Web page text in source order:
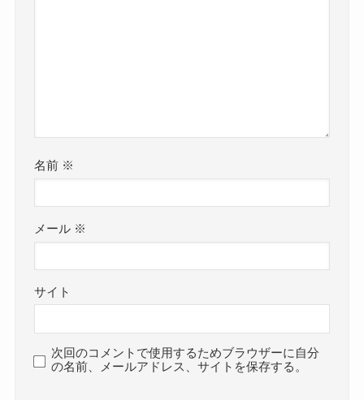
名前 ※
メール ※
サイト
次回のコメントで使用するためブラウザーに自分
の名前、メールアドレス、サイトを保存する。